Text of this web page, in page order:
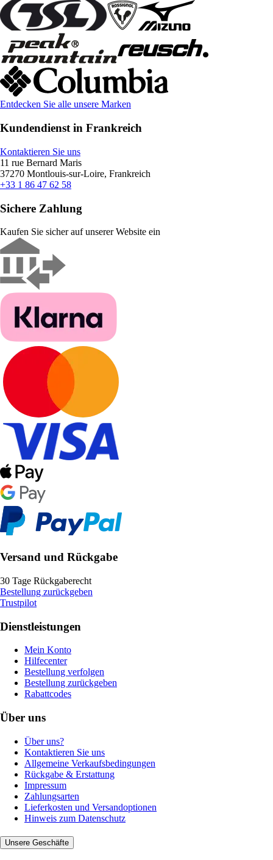
Entdecken Sie alle unsere Marken
Kundendienst in Frankreich
Kontaktieren Sie uns
11 rue Bernard Maris
37270 Montlouis-sur-Loire, Frankreich
+33 1 86 47 62 58
Sichere Zahlung
Kaufen Sie sicher auf unserer Website ein
Versand und Rückgabe
30 Tage Rückgaberecht
Bestellung zurückgeben
Trustpilot
Dienstleistungen
Mein Konto
Hilfecenter
Bestellung verfolgen
Bestellung zurückgeben
Rabattcodes
Über uns
Über uns?
Kontaktieren Sie uns
Allgemeine Verkaufsbedingungen
Rückgabe & Erstattung
Impressum
Zahlungsarten
Lieferkosten und Versandoptionen
Hinweis zum Datenschutz
Unsere Geschäfte